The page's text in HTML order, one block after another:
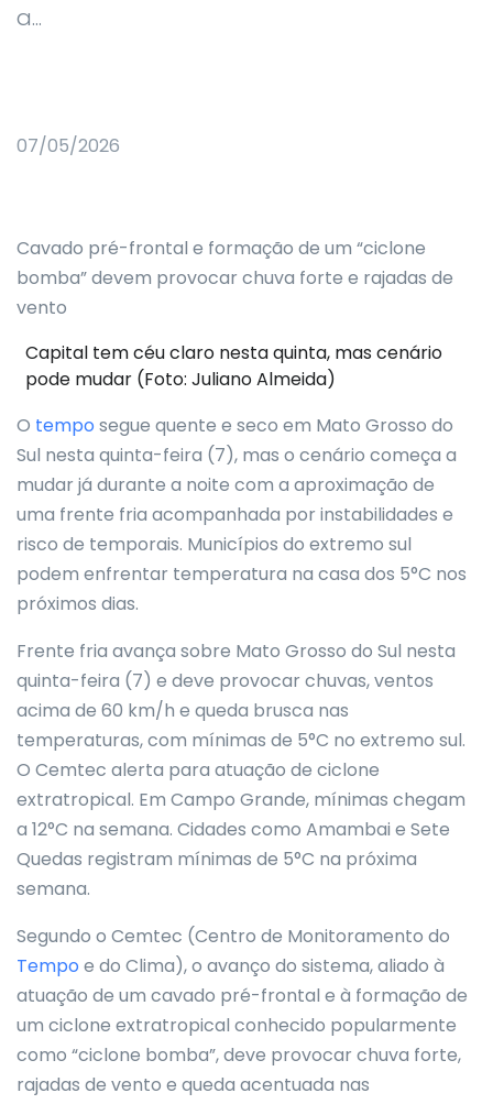
a...
07/05/2026
Cavado pré-frontal e formação de um “ciclone
bomba” devem provocar chuva forte e rajadas de
vento
Capital tem céu claro nesta quinta, mas cenário
pode mudar (Foto: Juliano Almeida)
O tempo segue quente e seco em Mato Grosso do
Sul nesta quinta-feira (7), mas o cenário começa a
mudar já durante a noite com a aproximação de
uma frente fria acompanhada por instabilidades e
risco de temporais. Municípios do extremo sul
podem enfrentar temperatura na casa dos 5°C nos
próximos dias.
Frente fria avança sobre Mato Grosso do Sul nesta
quinta-feira (7) e deve provocar chuvas, ventos
acima de 60 km/h e queda brusca nas
temperaturas, com mínimas de 5°C no extremo sul.
O Cemtec alerta para atuação de ciclone
extratropical. Em Campo Grande, mínimas chegam
a 12°C na semana. Cidades como Amambai e Sete
Quedas registram mínimas de 5°C na próxima
semana.
Segundo o Cemtec (Centro de Monitoramento do
Tempo e do Clima), o avanço do sistema, aliado à
atuação de um cavado pré-frontal e à formação de
um ciclone extratropical conhecido popularmente
como “ciclone bomba”, deve provocar chuva forte,
rajadas de vento e queda acentuada nas